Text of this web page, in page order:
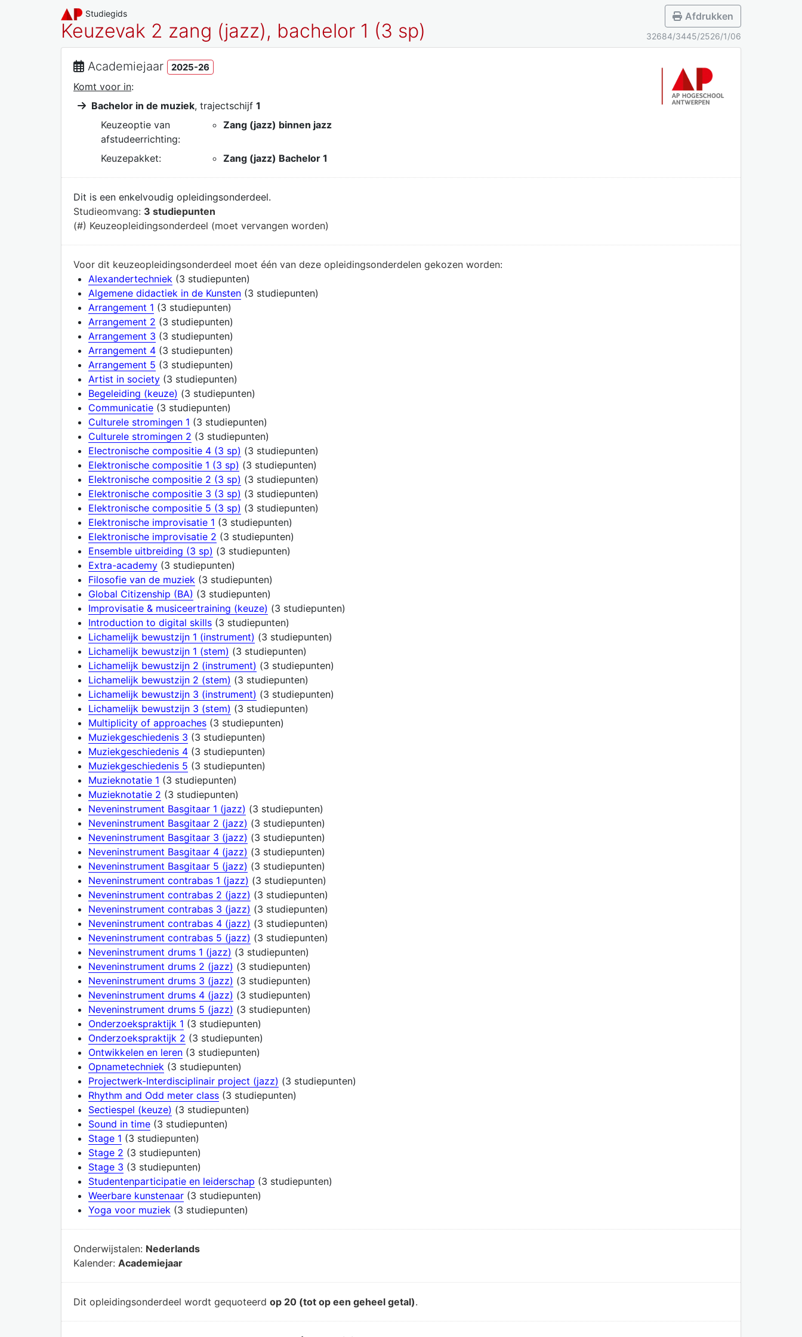
Studiegids
Keuzevak 2 zang (jazz), bachelor 1 (3 sp)
Afdrukken
32684/3445/2526/1/06
Academiejaar 2025-26
Komt voor in:
Bachelor in de muziek, trajectschijf 1
Keuzeoptie van
afstudeerrichting:
Zang (jazz) binnen jazz
Keuzepakket: Zang (jazz) Bachelor 1
Dit is een enkelvoudig opleidingsonderdeel.
Studieomvang: 3 studiepunten
(#) Keuzeopleidingsonderdeel (moet vervangen worden)
Voor dit keuzeopleidingsonderdeel moet één van deze opleidingsonderdelen gekozen worden:
Alexandertechniek (3 studiepunten)
Algemene didactiek in de Kunsten (3 studiepunten)
Arrangement 1 (3 studiepunten)
Arrangement 2 (3 studiepunten)
Arrangement 3 (3 studiepunten)
Arrangement 4 (3 studiepunten)
Arrangement 5 (3 studiepunten)
Artist in society (3 studiepunten)
Begeleiding (keuze) (3 studiepunten)
Communicatie (3 studiepunten)
Culturele stromingen 1 (3 studiepunten)
Culturele stromingen 2 (3 studiepunten)
Electronische compositie 4 (3 sp) (3 studiepunten)
Elektronische compositie 1 (3 sp) (3 studiepunten)
Elektronische compositie 2 (3 sp) (3 studiepunten)
Elektronische compositie 3 (3 sp) (3 studiepunten)
Elektronische compositie 5 (3 sp) (3 studiepunten)
Elektronische improvisatie 1 (3 studiepunten)
Elektronische improvisatie 2 (3 studiepunten)
Ensemble uitbreiding (3 sp) (3 studiepunten)
Extra-academy (3 studiepunten)
Filosofie van de muziek (3 studiepunten)
Global Citizenship (BA) (3 studiepunten)
Improvisatie & musiceertraining (keuze) (3 studiepunten)
Introduction to digital skills (3 studiepunten)
Lichamelijk bewustzijn 1 (instrument) (3 studiepunten)
Lichamelijk bewustzijn 1 (stem) (3 studiepunten)
Lichamelijk bewustzijn 2 (instrument) (3 studiepunten)
Lichamelijk bewustzijn 2 (stem) (3 studiepunten)
Lichamelijk bewustzijn 3 (instrument) (3 studiepunten)
Lichamelijk bewustzijn 3 (stem) (3 studiepunten)
Multiplicity of approaches (3 studiepunten)
Muziekgeschiedenis 3 (3 studiepunten)
Muziekgeschiedenis 4 (3 studiepunten)
Muziekgeschiedenis 5 (3 studiepunten)
Muzieknotatie 1 (3 studiepunten)
Muzieknotatie 2 (3 studiepunten)
Neveninstrument Basgitaar 1 (jazz) (3 studiepunten)
Neveninstrument Basgitaar 2 (jazz) (3 studiepunten)
Neveninstrument Basgitaar 3 (jazz) (3 studiepunten)
Neveninstrument Basgitaar 4 (jazz) (3 studiepunten)
Neveninstrument Basgitaar 5 (jazz) (3 studiepunten)
Neveninstrument contrabas 1 (jazz) (3 studiepunten)
Neveninstrument contrabas 2 (jazz) (3 studiepunten)
Neveninstrument contrabas 3 (jazz) (3 studiepunten)
Neveninstrument contrabas 4 (jazz) (3 studiepunten)
Neveninstrument contrabas 5 (jazz) (3 studiepunten)
Neveninstrument drums 1 (jazz) (3 studiepunten)
Neveninstrument drums 2 (jazz) (3 studiepunten)
Neveninstrument drums 3 (jazz) (3 studiepunten)
Neveninstrument drums 4 (jazz) (3 studiepunten)
Neveninstrument drums 5 (jazz) (3 studiepunten)
Onderzoekspraktijk 1 (3 studiepunten)
Onderzoekspraktijk 2 (3 studiepunten)
Ontwikkelen en leren (3 studiepunten)
Opnametechniek (3 studiepunten)
Projectwerk-Interdisciplinair project (jazz) (3 studiepunten)
Rhythm and Odd meter class (3 studiepunten)
Sectiespel (keuze) (3 studiepunten)
Sound in time (3 studiepunten)
Stage 1 (3 studiepunten)
Stage 2 (3 studiepunten)
Stage 3 (3 studiepunten)
Studentenparticipatie en leiderschap (3 studiepunten)
Weerbare kunstenaar (3 studiepunten)
Yoga voor muziek (3 studiepunten)
Onderwijstalen: Nederlands
Kalender: Academiejaar
Dit opleidingsonderdeel wordt gequoteerd op 20 (tot op een geheel getal).